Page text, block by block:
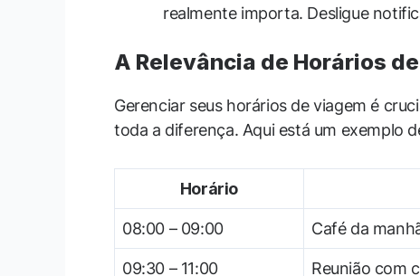
realmente importa. Desligue
A Relevância de Horários
Gerenciar seus horários de viagem é
toda a diferença. Aqui está um exemplo
Horário
08:00 – 09:00 Café da
09:30 – 11:00 Reunião com